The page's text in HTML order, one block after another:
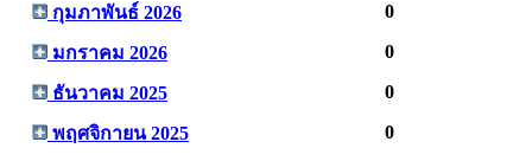
กุมภาพันธ์ 2026 0
มกราคม 2026 0
ธันวาคม 2025 0
พฤศจิกายน 2025 0